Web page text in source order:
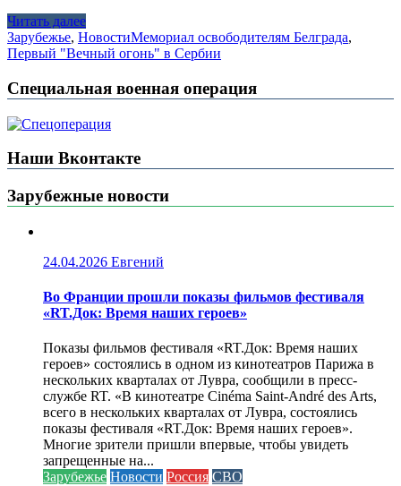
Читать далее
Зарубежье, НовостиМемориал освободителям Белграда,
Первый "Вечный огонь" в Сербии
Специальная военная операция
Наши Вконтакте
Зарубежные новости
24.04.2026 Евгений
Во Франции прошли показы фильмов фестиваля
«RT.Док: Время наших героев»
Показы фильмов фестиваля «RT.Док: Время наших
героев» состоялись в одном из кинотеатров Парижа в
нескольких кварталах от Лувра, сообщили в пресс-
службе RT. «В кинотеатре Cinéma Saint-André des Arts,
всего в нескольких кварталах от Лувра, состоялись
показы фестиваля «RT.Док: Время наших героев».
Многие зрители пришли впервые, чтобы увидеть
запрещенные на...
Зарубежье Новости Россия СВО